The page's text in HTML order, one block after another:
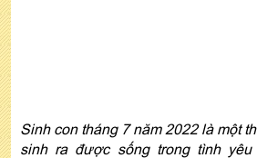
Sinh con tháng 7 năm 2022 là một
sinh ra được sống trong tình